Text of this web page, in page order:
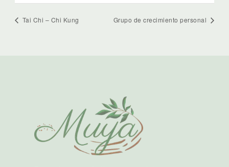
Tai Chi – Chi Kung Grupo de crecimiento personal